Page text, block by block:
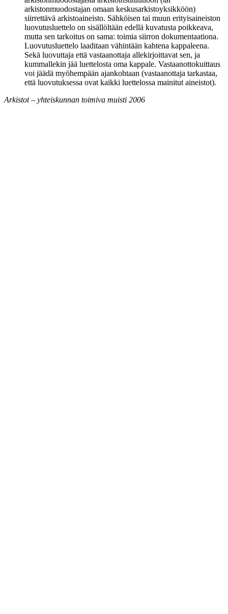
arkistonmuodostajan omaan keskusarkistoyksikköön)
siirrettävä arkistoaineisto. Sähköisen tai muun erityisaineiston
luovutusluettelo on sisällöltään edellä kuvatusta poikkeava,
mutta sen tarkoitus on sama: toimia siirron dokumentaationa.
Luovutusluettelo laaditaan vähintään kahtena kappaleena.
Sekä luovuttaja että vastaanottaja allekirjoittavat sen, ja
kummallekin jää luettelosta oma kappale. Vastaanottokuittaus
voi jäädä myöhempään ajankohtaan (vastaanottaja tarkastaa,
että luovutuksessa ovat kaikki luettelossa mainitut aineistot).
Arkistot – yhteiskunnan toimiva muisti 2006